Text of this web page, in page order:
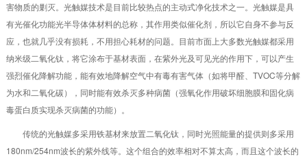
害物质的剿灭。光触媒技术是目前比较热点的主动式净化技术之一。光触媒是具
有光催化功能光半导体体材料的总称，其作用类似催化剂，所以它自身不参与反
应，也就几乎没有损耗，不用担心耗材的问题。目前市面上大多数光触媒都采用
纳米级二氧化钛，将它涂布于基材表面，在紫外光及可见光的作用下，可以产生
强烈催化降解功能，能有效地降解空气中有毒有害气体（如将甲醛、TVOC等分解
为水和二氧化碳），同时能有效杀灭多种病菌（强氧化作用破坏细胞膜和固化病
毒蛋白质实现杀灭病菌的功能）。
传统的光触媒多采用铁基材来放置二氧化钛，同时光照能量的提供则多采用
180nm/254nm波长的紫外线等。这个组合的效率相对不算太高，而且这个波长的